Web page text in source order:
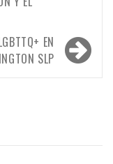
EN
SLP